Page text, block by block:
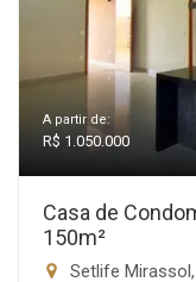
A partir de:
R$ 1.050.000
Casa de
150m²
Setlife